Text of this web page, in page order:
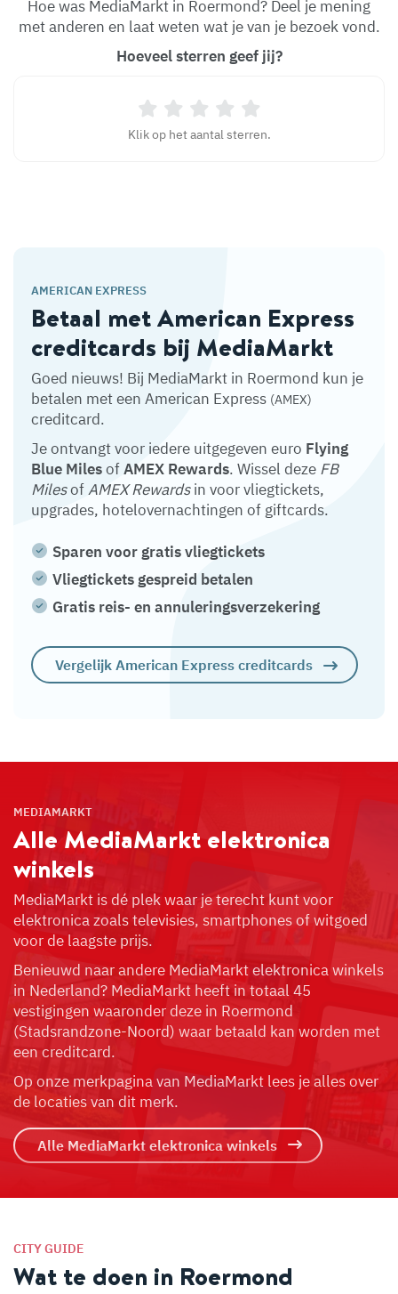
Hoe was MediaMarkt in Roermond? Deel je mening
met anderen en laat weten wat je van je bezoek vond.
Hoeveel sterren geef jij?
Klik op het aantal sterren.
AMERICAN EXPRESS
Betaal met American Express
creditcards bij MediaMarkt
Goed nieuws! Bij MediaMarkt in Roermond kun je
betalen met een American Express (AMEX)
creditcard.
Je ontvangt voor iedere uitgegeven euro Flying
Blue MilesofAMEX Rewards. Wissel deze FB
MilesofAMEX Rewardsin voor vliegtickets,
upgrades, hotelovernachtingen of giftcards.
Sparen voor gratis vliegtickets
Vliegtickets gespreid betalen
Gratis reis- en annuleringsverzekering
Vergelijk American Express creditcards
MEDIAMARKT
Alle MediaMarkt elektronica
winkels
MediaMarkt is dé plek waar je terecht kunt voor
elektronica zoals televisies, smartphones of witgoed
voor de laagste prijs.
Benieuwd naar andere MediaMarkt elektronica winkels
in Nederland? MediaMarkt heeft in totaal 45
vestigingen waaronder deze in Roermond
(Stadsrandzone-Noord) waar betaald kan worden met
een creditcard.
Op onze merkpagina van MediaMarkt lees je alles over
de locaties van dit merk.
Alle MediaMarkt elektronica winkels
CITY GUIDE
Wat te doen in Roermond